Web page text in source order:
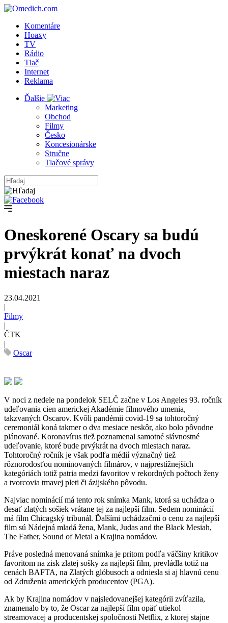
Komentáre
Hoaxy
TV
Rádio
Tlač
Internet
Reklama
Ďalšie
Marketing
Obchod
Filmy
Česko
Koncesionárske
Stručne
Tlačové správy
Oneskorené Oscary sa budú
prvýkrát konať na dvoch
miestach naraz
23.04.2021
|
Filmy
|
ČTK
|
Oscar
V noci z nedele na pondelok SELČ začne v Los Angeles 93. ročník
udeľovania cien americkej Akadémie filmového umenia,
takzvaných Oscarov. Kvôli pandémii covid-19 sa tohtoročný
ceremoniál koná takmer o dva mesiace neskôr, ako bolo pôvodne
plánované. Koronavírus tiež poznamenal samotné slávnostné
udeľovanie, ktoré bude prvýkrát na dvoch miestach naraz.
Tohtoročný ročník je však podľa médií význačný tiež
rôznorodosťou nominovaných filmárov, v najprestížnejších
kategóriách totiž patria medzi favoritov v rekordných počtoch ženy
a tvorcovia tmavej pleti či ázijského pôvodu.
Najviac nominácií má tento rok snímka Mank, ktorá sa uchádza o
desať zlatých sošiek vrátane tej za najlepší film. Sedem nominácií
má film Chicagský tribunál. Ďalšími uchádzačmi o cenu za najlepší
film sú Nádejná mladá žena, Mank, Judas and the Black Mesiah,
The Father, Sound of Metal a Krajina nomádov.
Práve posledná menovaná snímka je pritom podľa väčšiny kritikov
favoritom na zisk zlatej sošky za najlepší film, prevládla totiž na
cenách BAFTA, na Zlatých glóbusoch a odniesla si aj hlavnú cenu
od Združenia amerických producentov (PGA).
Ak by Krajina nomádov v najsledovanejšej kategórii zvíťazila,
znamenalo by to, že Oscar za najlepší film opäť utiekol
streamovacej a producentskej spoločnosti Netflix, z ktorej stajne